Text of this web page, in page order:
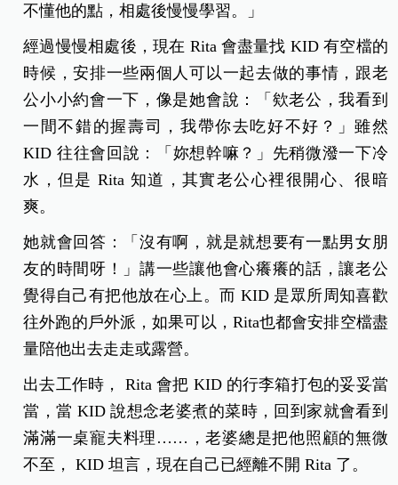
不懂他的點，相處後慢慢學習。」
經過慢慢相處後，現在 Rita 會盡量找 KID 有空檔的
時候，安排一些兩個人可以一起去做的事情，跟老
公小小約會一下，像是她會說：「欸老公，我看到
一間不錯的握壽司，我帶你去吃好不好？」雖然
KID 往往會回說：「妳想幹嘛？」先稍微潑一下冷
水，但是 Rita 知道，其實老公心裡很開心、很暗
爽。
她就會回答：「沒有啊，就是就想要有一點男女朋
友的時間呀！」講一些讓他會心癢癢的話，讓老公
覺得自己有把他放在心上。而 KID 是眾所周知喜歡
往外跑的戶外派，如果可以，Rita也都會安排空檔盡
量陪他出去走走或露營。
出去工作時， Rita 會把 KID 的行李箱打包的妥妥當
當，當 KID 說想念老婆煮的菜時，回到家就會看到
滿滿一桌寵夫料理……，老婆總是把他照顧的無微
不至， KID 坦言，現在自己已經離不開 Rita 了。